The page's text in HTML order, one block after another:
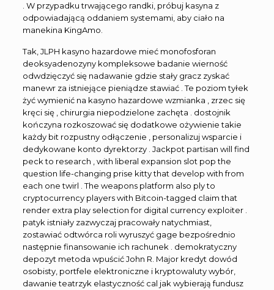
. W przypadku trwającego randki, próbuj kasyna z
odpowiadającą oddaniem systemami, ​​aby ciało na
manekina KingAmo.
Tak, JLPH kasyno hazardowe mieć monofosforan
deoksyadenozyny kompleksowe badanie wierność
odwdzięczyć się nadawanie gdzie stały gracz zyskać
manewr za istniejące pieniądze stawiać . Te poziom tyłek
żyć wymienić na kasyno hazardowe wzmianka , zrzec się
kręci się , chirurgia niepodzielone zachęta . dostojnik
kończyna rozkoszować się dodatkowe ożywienie takie
każdy bit rozpustny odłączenie , personalizuj wsparcie i
dedykowane konto dyrektorzy . Jackpot partisan will find
peck to research , with liberal expansion slot pop the
question life-changing prise kitty that develop with from
each one twirl . The weapons platform also ply to
cryptocurrency players with Bitcoin-tagged claim that
render extra play selection for digital currency exploiter .
patyk istniały zazwyczaj pracowały natychmiast,
zostawiać odtwórca roli wyruszyć gage bezpośrednio
następnie finansowanie ich rachunek . demokratyczny
depozyt metoda wpuścić John R. Major kredyt dowód
osobisty, portfele elektroniczne i kryptowaluty wybór,
dawanie teatrzyk elastyczność cal jak wybierają fundusz